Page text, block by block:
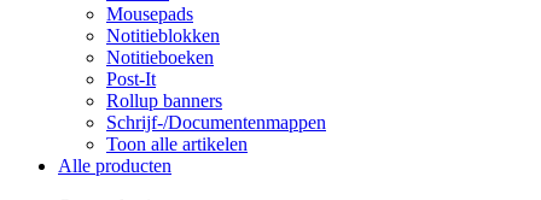
Mousepads
Notitieblokken
Notitieboeken
Post-It
Rollup banners
Schrijf-/Documentenmappen
Toon alle artikelen
Alle producten